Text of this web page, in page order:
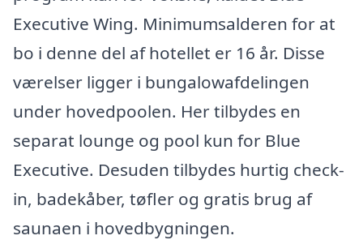
Executive Wing. Minimumsalderen for at
bo i denne del af hotellet er 16 år. Disse
værelser ligger i bungalowafdelingen
under hovedpoolen. Her tilbydes en
separat lounge og pool kun for Blue
Executive. Desuden tilbydes hurtig check-
in, badekåber, tøfler og gratis brug af
saunaen i hovedbygningen.